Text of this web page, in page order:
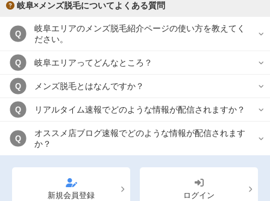
岐阜×メンズ脱毛についてよくある質問
Q
岐阜エリアのメンズ脱毛紹介ページの使い方を教えてく
ださい。
Q 岐阜エリアってどんなところ？
Q メンズ脱毛とはなんですか？
Q リアルタイム速報でどのような情報が配信されますか？
Q
オススメ店ブログ速報でどのような情報が配信されます
か？
新規会員登録 ログイン